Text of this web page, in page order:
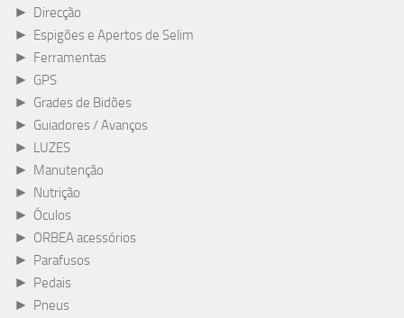
► Direcção
► Espigões e Apertos de Selim
► Ferramentas
► GPS
► Grades de Bidões
► Guiadores / Avanços
► LUZES
► Manutenção
► Nutrição
► Óculos
► ORBEA acessórios
► Parafusos
► Pedais
► Pneus